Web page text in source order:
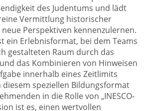
des Judentums und lädt
Vermittlung historischer
Perspektiven kennenzulernen.
ein Erlebnisformat, bei dem Teams
gestalteten Raum durch das
das Kombinieren von Hinweisen
innerhalb eines Zeitlimits
diesem speziellen Bildungsformat
in die Rolle von „INESCO-
ist es, einen wertvollen